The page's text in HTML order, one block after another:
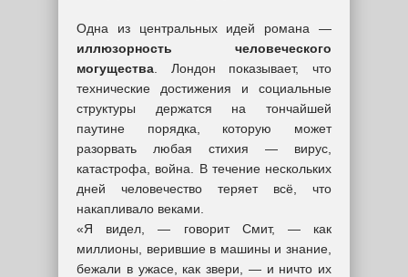
Одна из центральных идей романа —
иллюзорность человеческого
могущества . Лондон показывает, что
технические достижения и социальные
структуры держатся на тончайшей
паутине порядка, которую может
разорвать любая стихия — вирус,
катастрофа, война. В течение нескольких
дней человечество теряет всё, что
накапливало веками.
«Я видел, — говорит Смит, — как
миллионы, верившие в машины и знание,
бежали в ужасе, как звери, — и ничто их